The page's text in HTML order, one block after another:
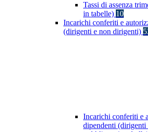
Tassi di assenza
in tabelle) 10
Incarichi conferiti e
(dirigenti e non dirigenti)
Incarichi conferiti e
dipendenti